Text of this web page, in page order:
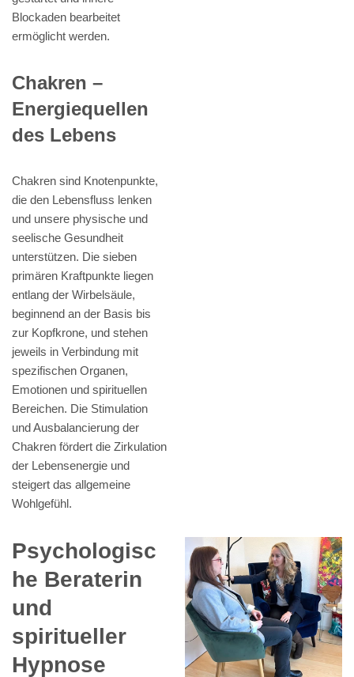
Blockaden bearbeitet
ermöglicht werden.
Chakren –
Energiequellen
des Lebens
Chakren sind Knotenpunkte,
die den Lebensfluss lenken
und unsere physische und
seelische Gesundheit
unterstützen. Die sieben
primären Kraftpunkte liegen
entlang der Wirbelsäule,
beginnend an der Basis bis
zur Kopfkrone, und stehen
jeweils in Verbindung mit
spezifischen Organen,
Emotionen und spirituellen
Bereichen. Die Stimulation
und Ausbalancierung der
Chakren fördert die Zirkulation
der Lebensenergie und
steigert das allgemeine
Wohlgefühl.
Psychologisc
he Beraterin
und
spiritueller
Hypnose